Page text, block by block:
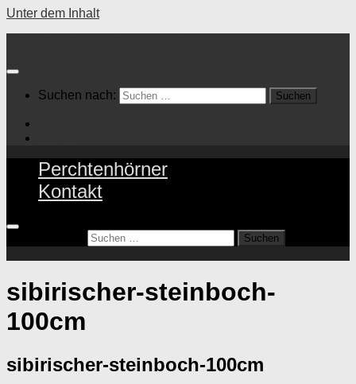
Unter dem Inhalt
Suchen nach:
Perchtenhörner
Kontakt
sibirischer-steinboch-
100cm
sibirischer-steinboch-100cm